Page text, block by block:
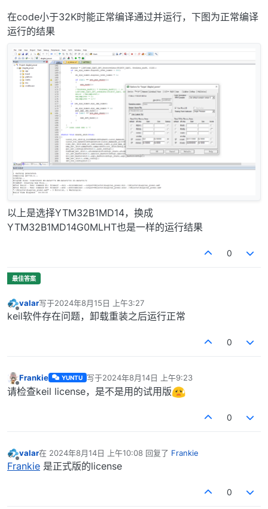
在code小于32K时能正常编译通过并运行，下图为正常编译
运行的结果
以上是选择YTM32B1MD14，换成
YTM32B1MD14G0MLHT也是一样的运行结果
0
离线
valar写于2024年8月15日 上午3:27
最后由 编辑
keil软件存在问题，卸载重装之后运行正常
0
离线
Frankie YUNTU 写于2024年8月14日 上午9:23
最后由 编辑
请检查keil license，是不是用的试用版
0
离线
valar在 2024年8月14日 上午10:08 回复了 Frankie
最后由 编辑
Frankie 是正式版的license
0